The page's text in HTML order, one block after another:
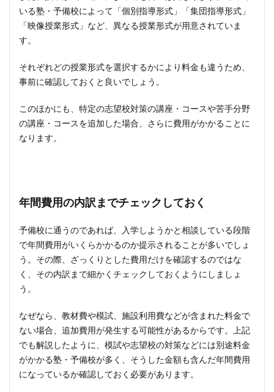
いる塾・予備校によって「個別指導形式」「集団指導形式」
「映像授業形式」など、異なる授業形式が用意されていま
す。
それぞれどの授業形式を選択するかにより料金も違うため、
事前に確認しておくと良いでしょう。
このほかにも、特定の志望校対策の講座・コースや苦手分野
の講座・コースを追加した場合、さらに費用がかかることに
なります。
年間費用の内訳までチェックしておく
予備校に通うのであれば、入学しようかと相談している段階
で年間費用がいくらかかるのか提示されることが多いでしょ
う。その際、ざっくりとした費用だけを確認するのではな
く、その内訳まで細かくチェックしておくようにしましょ
う。
なぜなら、教材費や模試、施設利用費などが含まれた料金で
ない場合、追加費用が発生する可能性があるからです。上記
でも解説したように、模試や志望校の対策などには別途料金
がかかる塾・予備校が多く、そうした金額も含んだ年間費用
になっているか確認しておく必要があります。